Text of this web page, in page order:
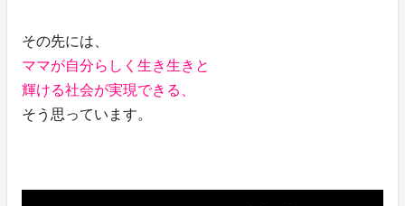
その先には、
ママが自分らしく生き生きと
輝ける社会が実現できる、
そう思っています。